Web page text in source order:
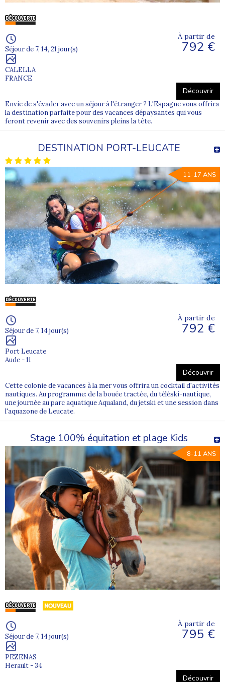
Séjour de 7, 14, 21 jour(s)
CALELLA
FRANCE
À partir de
792 €
Découvrir
Envie de s'évader avec un séjour à l'étranger ? L'Espagne vous offrira
la destination parfaite pour des vacances dépaysantes qui vous
feront revenir avec des souvenirs pleins la tête.
DESTINATION PORT-LEUCATE
11-17 ANS
Séjour de 7, 14 jour(s)
Port Leucate
Aude - 11
À partir de
792 €
Découvrir
Cette colonie de vacances à la mer vous offrira un cocktail d'activités
nautiques. Au programme: de la bouée tractée, du téléski-nautique,
une journée au parc aquatique Aqualand, du jetski et une session dans
l'aquazone de Leucate.
Stage 100% équitation et plage Kids
8-11 ANS
Séjour de 7, 14 jour(s)
PEZENAS
Herault - 34
À partir de
795 €
Découvrir